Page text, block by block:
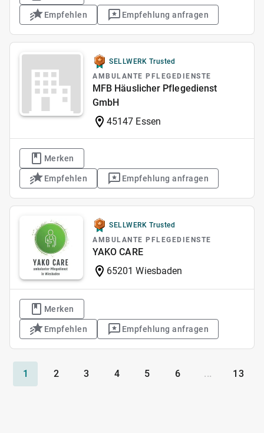
Empfehlen Empfehlung anfragen
SELLWERK Trusted
AMBULANTE PFLEGEDIENSTE
MFB Häuslicher Pflegedienst
GmbH
45147 Essen
Merken
Empfehlen Empfehlung anfragen
SELLWERK Trusted
AMBULANTE PFLEGEDIENSTE
YAKO CARE
65201 Wiesbaden
Merken
Empfehlen Empfehlung anfragen
1 2 3 4 5 6 ... 13